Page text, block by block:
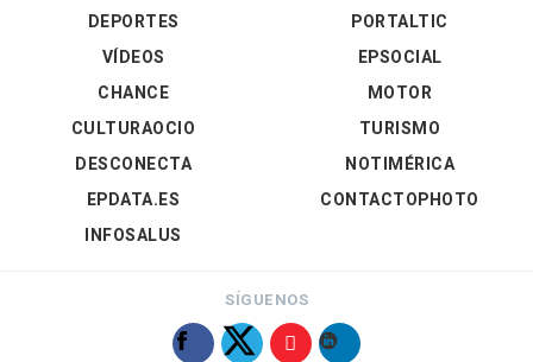
DEPORTES
VÍDEOS
PORTALTIC
EPSOCIAL
CHANCE
CULTURAOCIO
DESCONECTA
EPDATA.ES
INFOSALUS
MOTOR
TURISMO
NOTIMÉRICA
CONTACTOPHOTO
SÍGUENOS